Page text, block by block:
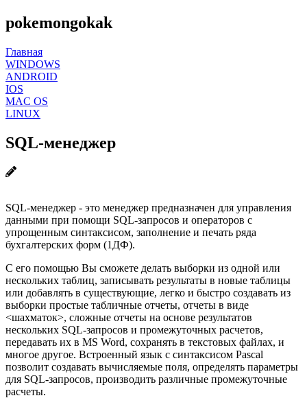
pokemongokak
Главная
WINDOWS
ANDROID
IOS
MAC OS
LINUX
SQL-менеджер
SQL-менеджер - это менеджер предназначен для управления
данными при помощи SQL-запросов и операторов с
упрощенным синтаксисом, заполнение и печать ряда
бухгалтерских форм (1ДФ).
С его помощью Вы сможете делать выборки из одной или
нескольких таблиц, записывать результаты в новые таблицы
или добавлять в существующие, легко и быстро создавать из
выборки простые табличные отчеты, отчеты в виде
<шахматок>, сложные отчеты на основе результатов
нескольких SQL-запросов и промежуточных расчетов,
передавать их в MS Word, сохранять в текстовых файлах, и
многое другое. Встроенный язык с синтаксисом Pascal
позволит создавать вычисляемые поля, определять параметры
для SQL-запросов, производить различные промежуточные
расчеты.